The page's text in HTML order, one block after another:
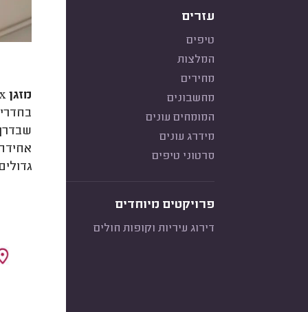
עזרים
טיפים
המלצות
מחירים
מחשבונים
המומחים עונים
מידרג עונים
סרטוני טיפים
פרויקטים מיוחדים
דירוג עיריות וקופות חולים
מזגן vrf box הוא גרסה מתקדמת ושקטה יותר של מערכת vrf.